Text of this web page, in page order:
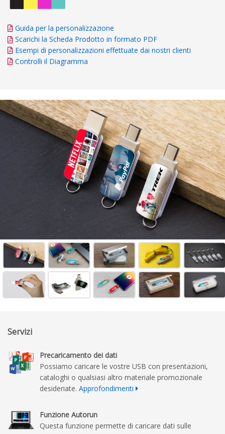
Guida per la personalizzazione
Scarichi la Scheda Prodotto in formato PDF
Esempi di personalizzazioni effettuate dai nostri clienti
Controlli il Diagramma
Servizi
Precaricamento dei dati
Possiamo caricare le vostre USB con presentazioni,
cataloghi o qualsiasi altro materiale promozionale
desideriate. Approfondimenti
Funzione Autorun
Questa funzione permette di caricare dati sulle